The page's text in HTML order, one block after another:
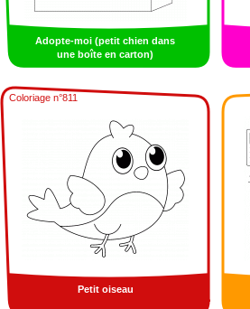
Adopte-moi (petit chien dans
une boîte en carton)
Coloriage n°811
Petit oiseau